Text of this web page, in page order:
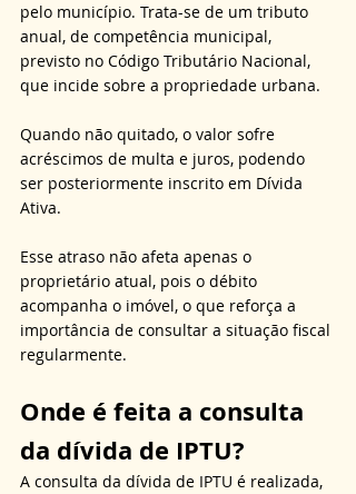
pelo município. Trata-se de um tributo
anual, de competência municipal,
previsto no Código Tributário Nacional,
que incide sobre a propriedade urbana.
Quando não quitado, o valor sofre
acréscimos de multa e juros, podendo
ser posteriormente inscrito em Dívida
Ativa.
Esse atraso não afeta apenas o
proprietário atual, pois o débito
acompanha o imóvel, o que reforça a
importância de consultar a situação fiscal
regularmente.
Onde é feita a consulta
da dívida de IPTU?
A consulta da dívida de IPTU é realizada,